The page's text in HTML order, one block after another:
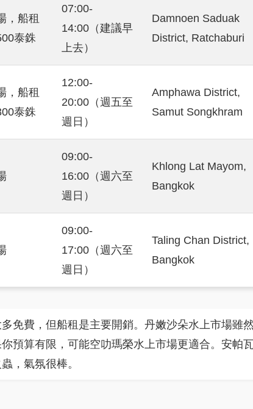
，船租
泰銖
07:00-
14:00（建議早
上去）
Damnoen Saduak
District, Ratchaburi
，船租
泰銖
12:00-
20:00（週五至
週日）
Amphawa District,
Samut Songkhram
09:00-
16:00（週六至
週日）
Khlong Lat Mayom,
Bangkok
09:00-
17:00（週六至
週日）
Taling Chan District,
Bangkok
免費，但船租是主要開銷。丹嫩沙朵水上市場雖然
預算有限，可能空叻瑪榮水上市場更適合。安帕
，氣氛很棒。